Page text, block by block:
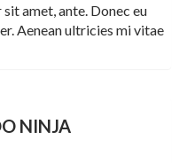
amet, ante. Donec eu
Aenean ultricies mi vitae
NINJA